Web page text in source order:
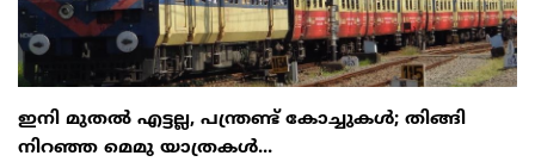
ഇനി മുതൽ എട്ടല്ല, പന്ത്രണ്ട് കോച്ചുകള്‍; തിങ്ങി
നിറഞ്ഞ മെമു യാത്രകൾ...